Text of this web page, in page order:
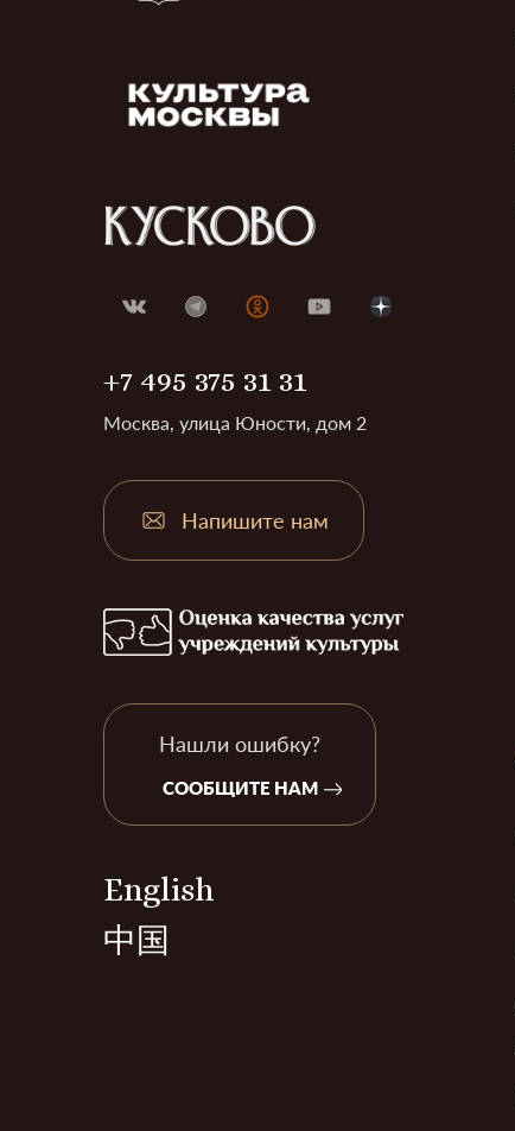
+7 495 375 31 31
Москва, улица Юности, дом 2
Напишите нам
Нашли ошибку?
СООБЩИТЕ НАМ
English
中国